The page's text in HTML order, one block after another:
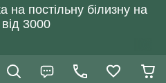
на постільну білизну на
3000